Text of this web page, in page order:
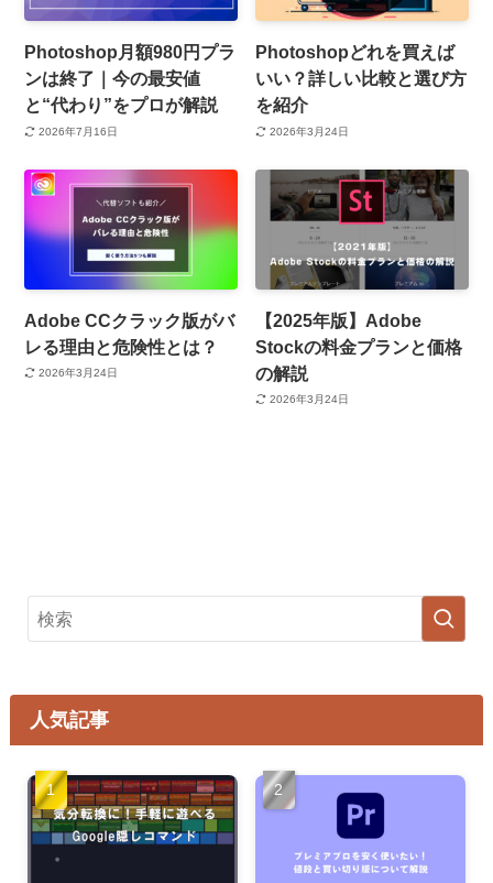
Photoshop月額980円プラ
ンは終了｜今の最安値
と“代わり”をプロが解説
2026年7月16日
Photoshopどれを買えば
いい？詳しい比較と選び方
を紹介
2026年3月24日
Adobe CCクラック版がバ
レる理由と危険性とは？
2026年3月24日
【2025年版】Adobe
Stockの料金プランと価格
の解説
2026年3月24日
人気記事